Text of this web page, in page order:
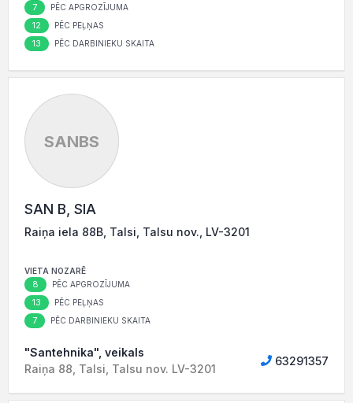
7 PĒC APGROZĪJUMA
12 PĒC PEĻŅAS
13 PĒC DARBINIEKU SKAITA
SANBS
SAN B, SIA
Raiņa iela 88B, Talsi, Talsu nov., LV-3201
VIETA NOZARĒ
8 PĒC APGROZĪJUMA
13 PĒC PEĻŅAS
7 PĒC DARBINIEKU SKAITA
"Santehnika", veikals
Raiņa 88, Talsi, Talsu nov. LV-3201
63291357